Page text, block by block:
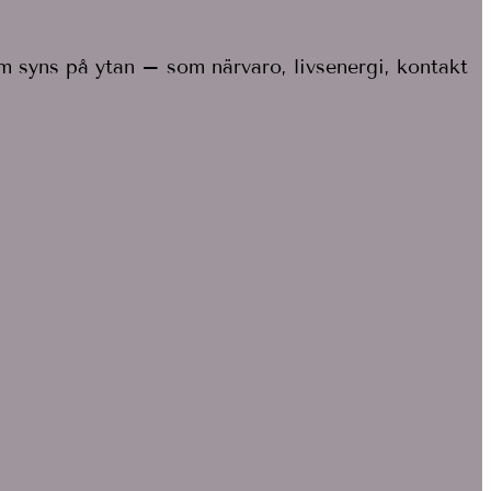
syns på ytan – som närvaro, livsenergi, kontakt